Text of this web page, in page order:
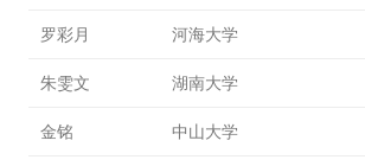
罗彩月 河海大学
朱雯文 湖南大学
金铭 中山大学